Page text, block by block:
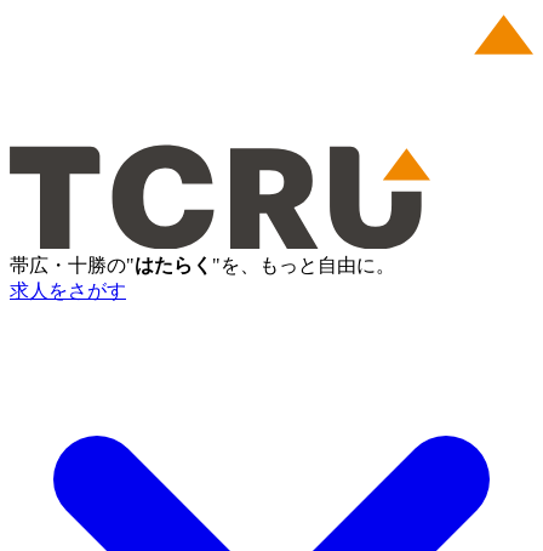
帯広・十勝の"はたらく "を、もっと自由に。
求人をさがす